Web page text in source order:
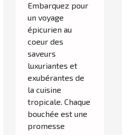
Embarquez pour
un voyage
épicurien au
coeur des
saveurs
luxuriantes et
exubérantes de
la cuisine
tropicale. Chaque
bouchée est une
promesse